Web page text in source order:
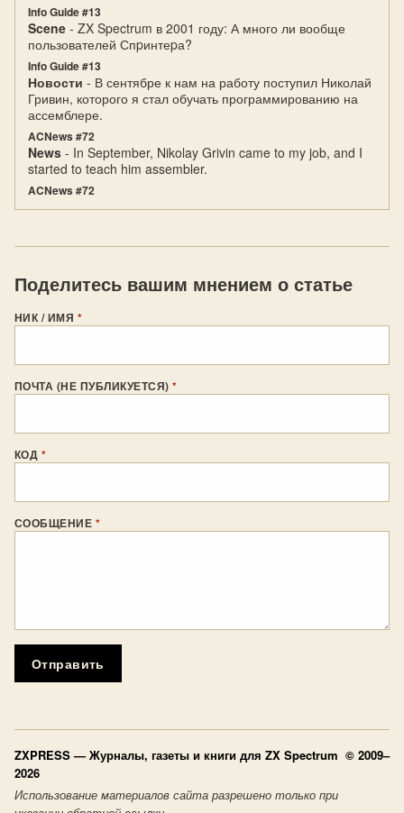
Info Guide #13
Scene - ZX Spectrum в 2001 году: А много ли вообще
пользователей Спpинтеpа?
Info Guide #13
Новости - В сентябре к нам на работу поступил Николай
Гривин, которого я стал обучать программированию на
ассемблере.
ACNews #72
News - In September, Nikolay Grivin came to my job, and I
started to teach him assembler.
ACNews #72
Поделитесь вашим мнением о статье
НИК / ИМЯ *
ПОЧТА (НЕ ПУБЛИКУЕТСЯ)*
КОД *
СООБЩЕНИЕ *
Отправить
ZXPRESS — Журналы, газеты и книги для ZX Spectrum © 2009–
2026
Использование материалов сайта разрешено только при